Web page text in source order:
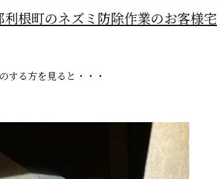
根町のネズミ防除作業のお客様宅
する方を見ると・・・